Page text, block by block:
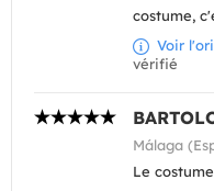
costume,
Voir
vérifié
Málaga
Le